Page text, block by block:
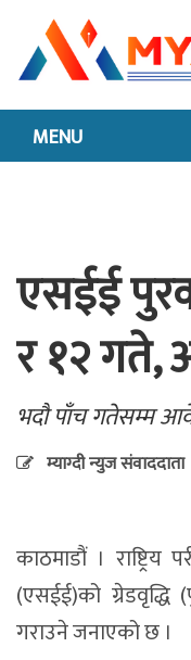
MENU
एसईई
र १२
भदौ पाँच गतेसम्म
म्याग्दी न्युज संवाददाता
काठमाडौं । राष्ट्रिय
(एसईई)को
गराउने जनाएको छ ।